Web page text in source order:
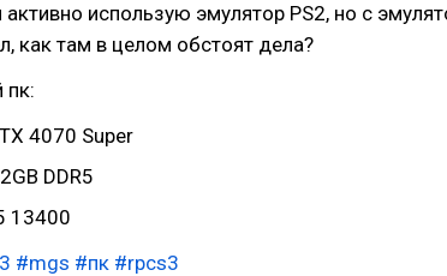
использую эмулятор PS2, но с
как там в целом обстоят дела?
пк:
4070 Super
DDR5
13400
#mgs #пк #rpcs3